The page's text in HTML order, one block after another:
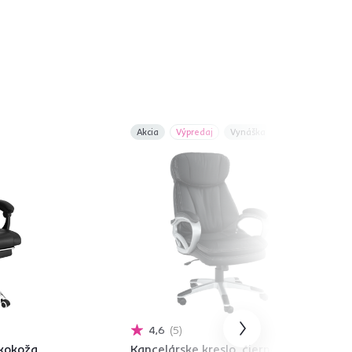
Akcia Výpredaj Vynáška
4,6 5
Kancelárske kreslo, čierna